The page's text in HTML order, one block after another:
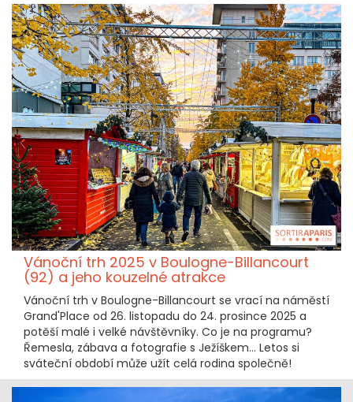
Vánoční trh 2025 v Boulogne-Billancourt
(92) a jeho kouzelné atrakce
Vánoční trh v Boulogne-Billancourt se vrací na náměstí
Grand'Place od 26. listopadu do 24. prosince 2025 a
potěší malé i velké návštěvníky. Co je na programu?
Řemesla, zábava a fotografie s Ježíškem... Letos si
sváteční období může užít celá rodina společně!